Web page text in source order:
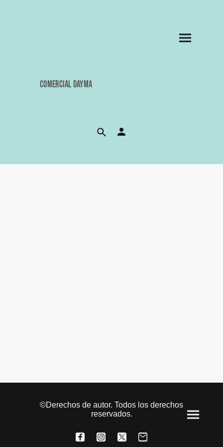
COMERCIAL DAYMA
©Derechos de autor. Todos los derechos
reservados.